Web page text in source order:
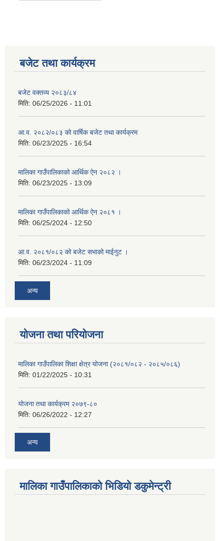
बजेट तथा कार्यक्रम
बजेट वक्तव्य २०८३/८४
मिति: 06/25/2026 - 11:01
आ.व. २०८२/०८३ को वार्षिक बजेट तथा कार्यक्रम
मिति: 06/23/2025 - 16:54
मालिका गाउँपालिकाको आर्थिक ऐन २०८२ ।
मिति: 06/23/2025 - 13:09
मालिका गाउँपालिकाको आर्थिक ऐन २०८१ ।
मिति: 06/25/2024 - 12:50
आ.व. २०८१/०८२ को बजेट सभाको माईनुट ।
मिति: 06/23/2024 - 11:09
अन्य
योजना तथा परियोजना
मालिका गाउँपालिका शिक्षा क्षेत्र योजना (२०८१/०८२ - २०८५/०८६)
मिति: 01/22/2025 - 10:31
योजना तथा कार्यक्रम २०७९-८०
मिति: 06/26/2022 - 12:27
अन्य
मालिका गाउँपालिकाको भिडियो डकुमेन्ट्री